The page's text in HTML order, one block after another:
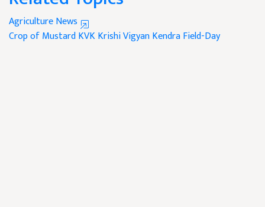
Agriculture News
Crop of MustardKVKKrishi Vigyan KendraField-Day